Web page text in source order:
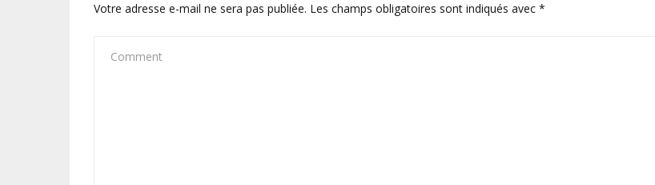
Votre adresse e-mail ne sera pas publiée. Les champs obligatoires sont indiqués avec *